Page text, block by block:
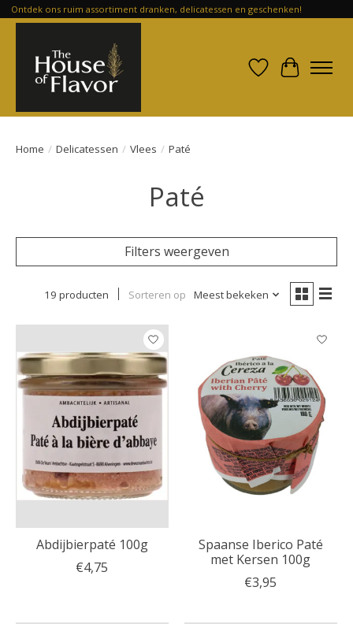
Ontdek ons ruim assortiment dranken, delicatessen en geschenken!
Verlanglijst
Home / Delicatessen / Vlees / Paté
Paté
Filters weergeven
19 producten Sorteren op Meest bekeken
Abdijbierpaté 100g
€4,75
Spaanse Iberico Paté
met Kersen 100g
€3,95